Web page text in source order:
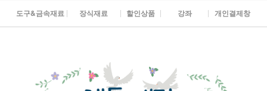
도구&금속재료 장식재료 할인상품 강좌 개인결제창